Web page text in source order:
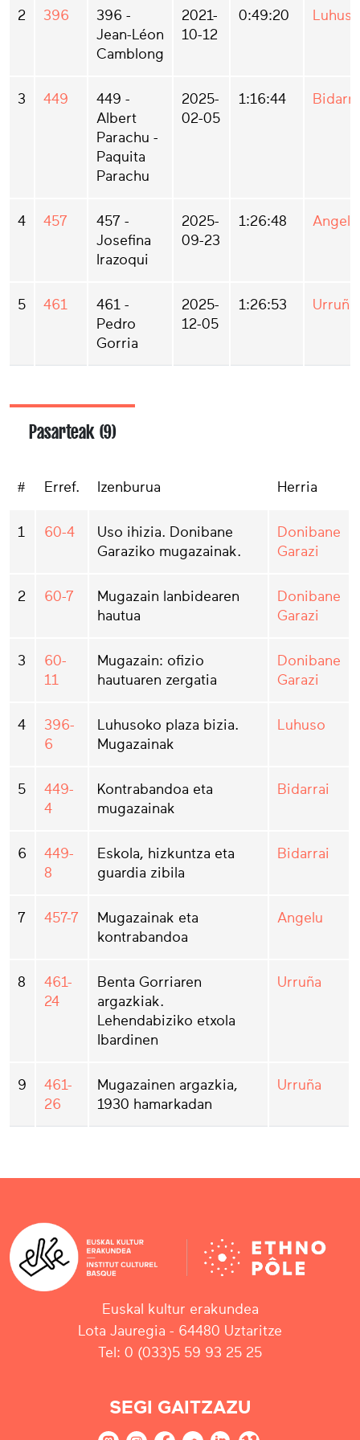
2 396
396 -
Jean-Léon
Camblong
2021-
10-12
0:49:20 Luhuso
3 449
449 -
Albert
Parachu -
Paquita
Parachu
2025-
02-05
1:16:44
4 457
457 -
Josefina
Irazoqui
2025-
09-23
1:26:48 Angelu
5 461
461 -
Pedro
Gorria
2025-
12-05
1:26:53 Urruña
Pasarteak (9)
# Erref. Izenburua Herria
1 60-4
Uso ihizia. Donibane
Garaziko mugazainak.
Donibane
Garazi
2 60-7
Mugazain lanbidearen
hautua
Donibane
Garazi
3
60-
11
Mugazain: ofizio
hautuaren zergatia
Donibane
Garazi
4
396-
6
Luhusoko plaza bizia.
Mugazainak
Luhuso
5
449-
4
Kontrabandoa eta
mugazainak
Bidarrai
6
449-
8
Eskola, hizkuntza eta
guardia zibila
Bidarrai
7 457-7
Mugazainak eta
kontrabandoa
Angelu
8
461-
24
Benta Gorriaren
argazkiak.
Lehendabiziko etxola
Ibardinen
Urruña
9
461-
26
Mugazainen argazkia,
1930 hamarkadan
Urruña
Euskal kultur erakundea
Lota Jauregia - 64480 Uztaritze
Tel: 0 (033)5 59 93 25 25
SEGI GAITZAZU